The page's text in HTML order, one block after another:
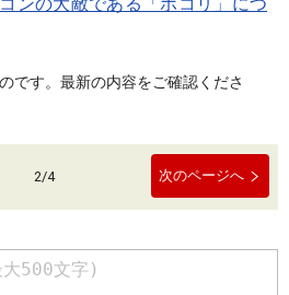
です。最新の内容をご確認くださ
2/4 次のページへ